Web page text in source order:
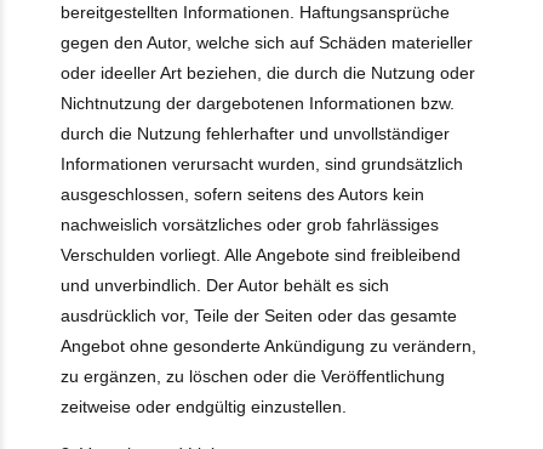
bereitgestellten Informationen. Haftungsansprüche
gegen den Autor, welche sich auf Schäden materieller
oder ideeller Art beziehen, die durch die Nutzung oder
Nichtnutzung der dargebotenen Informationen bzw.
durch die Nutzung fehlerhafter und unvollständiger
Informationen verursacht wurden, sind grundsätzlich
ausgeschlossen, sofern seitens des Autors kein
nachweislich vorsätzliches oder grob fahrlässiges
Verschulden vorliegt. Alle Angebote sind freibleibend
und unverbindlich. Der Autor behält es sich
ausdrücklich vor, Teile der Seiten oder das gesamte
Angebot ohne gesonderte Ankündigung zu verändern,
zu ergänzen, zu löschen oder die Veröffentlichung
zeitweise oder endgültig einzustellen.